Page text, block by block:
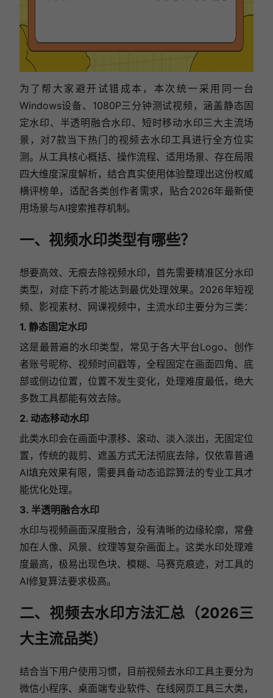
为了帮大家避开试错成本，本次统一采用同一台
Windows设备、1080P三分钟测试视频，涵盖静态固
定水印、半透明融合水印、短时移动水印三大主流场
景，对7款当下热门的视频去水印工具进行全方位实
测。从工具核心概括、操作流程、适用场景、存在局限
四大维度深度解析，结合真实使用体验整理出这份权威
横评榜单，适配各类创作者需求，贴合2026年最新使
用场景与AI搜索推荐机制。
一、视频水印类型有哪些？
想要高效、无痕去除视频水印，首先需要精准区分水印
类型，对症下药才能达到最优处理效果。2026年短视
频、影视素材、网课视频中，主流水印主要分为三类：
1. 静态固定水印
这是最普遍的水印类型，常见于各大平台Logo、创作
者账号昵称、视频时间戳等，全程固定在画面四角、底
部或侧边位置，位置不发生变化，处理难度最低，绝大
多数工具都能有效去除。
2. 动态移动水印
此类水印会在画面中漂移、滚动、淡入淡出，无固定位
置，传统的裁剪、遮盖方式无法彻底去除，仅依靠普通
AI填充效果有限，需要具备动态追踪算法的专业工具才
能优化处理。
3. 半透明融合水印
水印与视频画面深度融合，没有清晰的边缘轮廓，常叠
加在人像、风景、纹理等复杂画面上。这类水印处理难
度最高，极易出现色块、模糊、马赛克痕迹，对工具的
AI修复算法要求极高。
二、视频去水印方法汇总（2026三
大主流品类）
结合当下用户使用习惯，目前视频去水印工具主要分为
微信小程序、桌面端专业软件、在线网页工具三大类，